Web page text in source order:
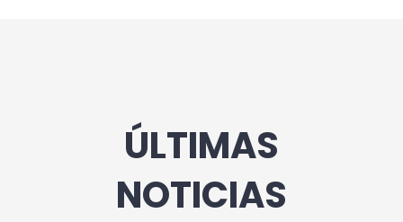
ÚLTIMAS
NOTICIAS